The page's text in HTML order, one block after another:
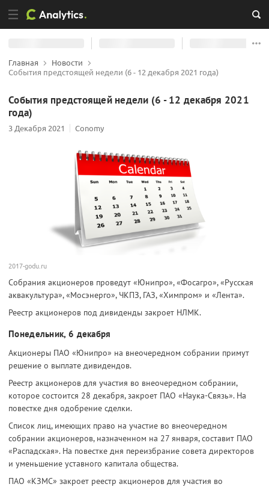
Главная
Новости
События предстоящей недели (6 - 12 декабря 2021 года)
События предстоящей недели (6 - 12 декабря 2021
года)
3 Декабря 2021 Conomy
2017-godu.ru
Собрания акционеров проведут «Юнипро», «Фосагро», «Русская
аквакультура», «Мосэнерго», ЧКПЗ, ГАЗ, «Химпром» и «Лента».
Реестр акционеров под дивиденды закроет НЛМК.
Понедельник, 6 декабря
Акционеры ПАО «Юнипро» на внеочередном собрании примут
решение о выплате дивидендов.
Реестр акционеров для участия во внеочередном собрании,
которое состоится 28 декабря, закроет ПАО «Наука-Связь». На
повестке дня одобрение сделки.
Список лиц, имеющих право на участие во внеочередном
собрании акционеров, назначенном на 27 января, составит ПАО
«Распадская». На повестке дня переизбрание совета директоров
и уменьшение уставного капитала общества.
ПАО «КЗМС» закроет реестр акционеров для участия во